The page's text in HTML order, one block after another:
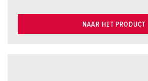
NAAR HET PRODUCT